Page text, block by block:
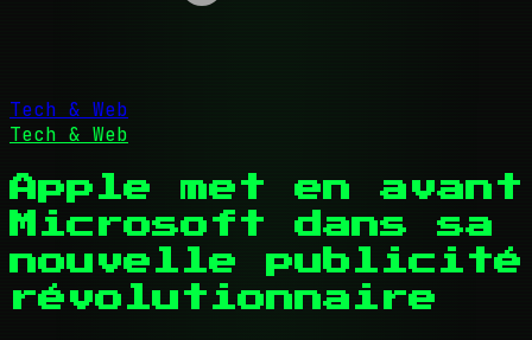
Tech & Web
Tech & Web
Apple met en avant
Microsoft dans sa
nouvelle publicité
révolutionnaire